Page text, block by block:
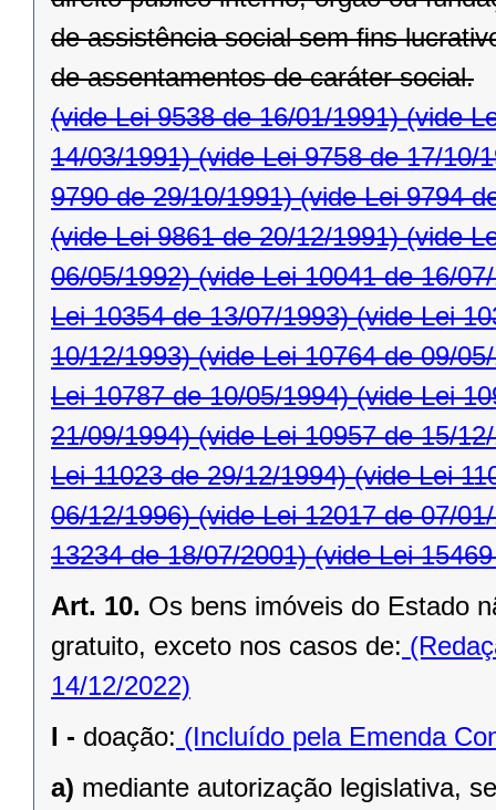
de assistência social sem ﬁns
de assentamentos de caráter social.
(vide Lei 9538 de 16/01/1991)(vide
14/03/1991)(vide Lei 9758 de 17/10/
9790 de 29/10/1991)(vide Lei 9794
(vide Lei 9861 de 20/12/1991)(vide
06/05/1992)(vide Lei 10041 de 16/
Lei 10354 de 13/07/1993)(vide Lei
10/12/1993)(vide Lei 10764 de 09/
Lei 10787 de 10/05/1994)(vide Lei
21/09/1994)(vide Lei 10957 de 15/
Lei 11023 de 29/12/1994)(vide Lei
06/12/1996)(vide Lei 12017 de 07/
13234 de 18/07/2001)(vide Lei
Art. 10. Os bens imóveis do Estado
gratuito, exceto nos casos de:
14/12/2022)
I - doação: (Incluído pela Emenda
a) mediante autorização legislativa,